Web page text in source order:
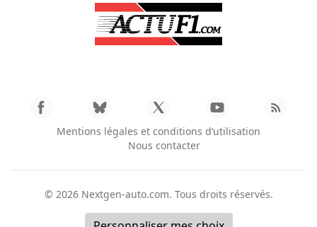
Mentions légales et conditions d’utilisation
Nous contacter
© 2026 Nextgen-auto.com. Tous droits réservés.